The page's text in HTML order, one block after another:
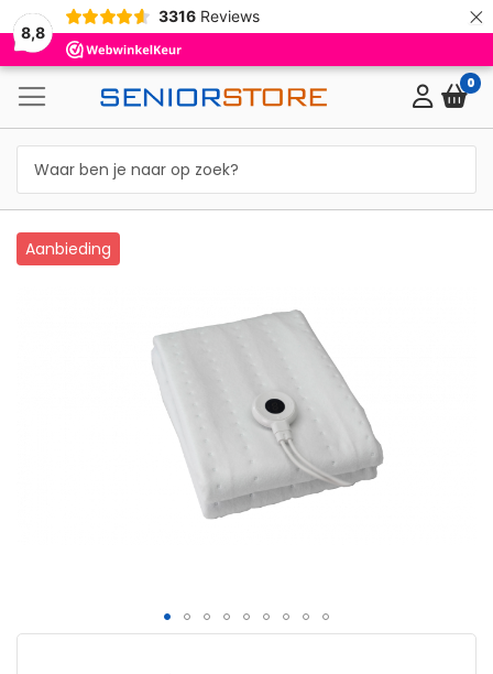
8,8
3316 Reviews ×
0
Aanbieding
Ga
naar